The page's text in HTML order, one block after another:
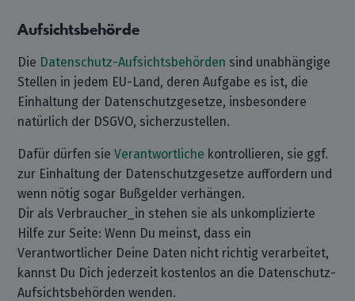
Aufsichtsbehörde
Die Datenschutz-Aufsichtsbehörden sind unabhängige
Stellen in jedem EU-Land, deren Aufgabe es ist, die
Einhaltung der Datenschutzgesetze, insbesondere
natürlich der DSGVO, sicherzustellen.
Dafür dürfen sieVerantwortliche kontrollieren, sie ggf.
zur Einhaltung der Datenschutzgesetze auffordern und
wenn nötig sogar Bußgelder verhängen.
Dir als Verbraucher_in stehen sie als unkomplizierte
Hilfe zur Seite: Wenn Du meinst, dass ein
Verantwortlicher Deine Daten nicht richtig verarbeitet,
kannst Du Dich jederzeit kostenlos an die Datenschutz-
Aufsichtsbehörden wenden.